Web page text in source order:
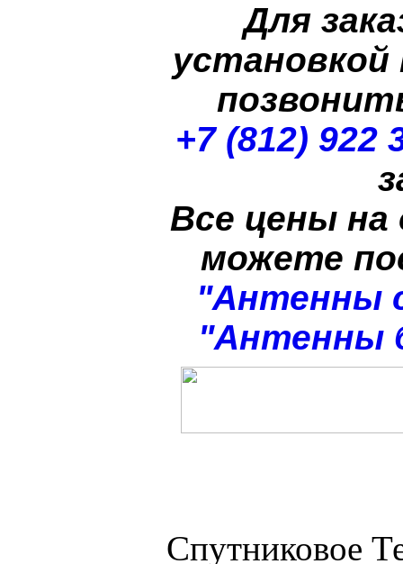
Для
+7 (812) 922
Все цены на
можете
"Антенны
"Антенны
Спутниковое